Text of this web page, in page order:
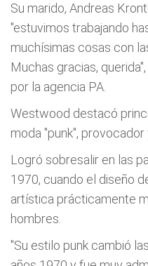
Su marido, Andreas
"estuvimos trabajando
muchísimas cosas con
Muchas gracias,
por la agencia PA.
Westwood destacó
moda "punk", provocador
Logró sobresalir en las
1970, cuando el diseño
artística prácticamente
hombres.
"Su estilo punk cambió